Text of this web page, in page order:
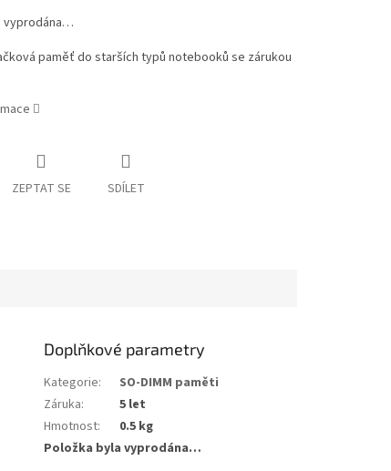
vyprodána…
paměť do starších typů notebooků se zárukou
ZEPTAT SE SDÍLET
Doplňkové parametry
Kategorie:
SO-DIMM paměti
Záruka:
5 let
Hmotnost:
0.5 kg
Položka byla vyprodána…